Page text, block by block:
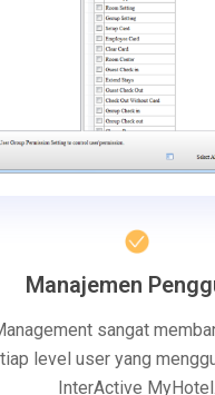
Manajemen
sangat
level user yang
InterActive MyHotel.